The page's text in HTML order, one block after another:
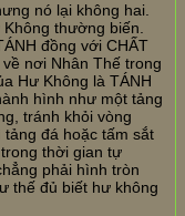
nó lại không hai.
thường biến.
đồng với CHẤT
nơi Nhân Thế trong
Hư Không là TÁNH
hình như một tảng
tránh khỏi vòng
đá hoặc tấm sắt
thời gian tự
phải hình tròn
thế đủ biết hư không